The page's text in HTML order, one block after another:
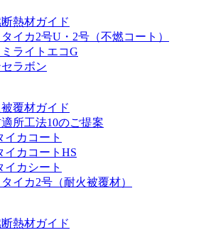
熱材ガイド
イカ2号U・2号（不燃コート）
ライトエコG
ラボン
覆材ガイド
所工法10のご提案
イカコート
イカコートHS
イカシート
イカ2号（耐火被覆材）
熱材ガイド